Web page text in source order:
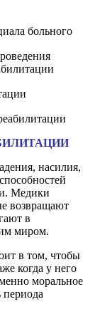
больного
насилия,
Медики
возвращают
в
миром.
в том, чтобы
когда у него
моральное
периода